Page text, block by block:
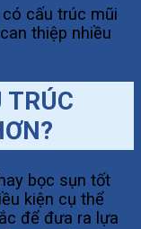
cấu trúc mũi
thiệp nhiều
TRÚC
bọc sụn tốt
kiện cụ thể
để đưa ra lựa